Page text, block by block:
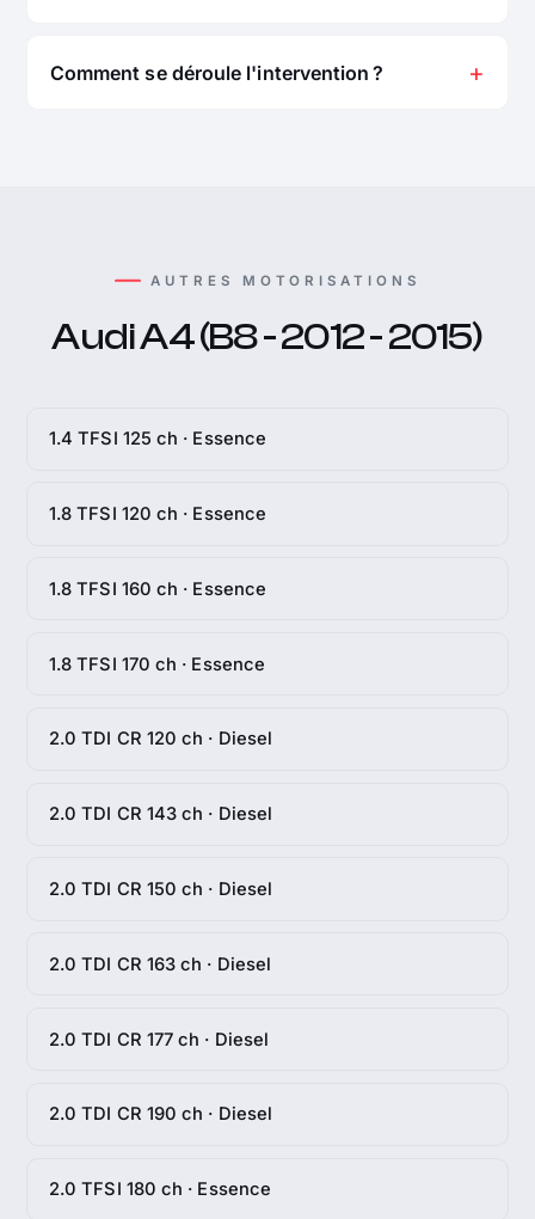
Comment se déroule l'intervention ?
AUTRES MOTORISATIONS
Audi A4 (B8 - 2012 - 2015)
1.4 TFSI 125 ch · Essence
1.8 TFSI 120 ch · Essence
1.8 TFSI 160 ch · Essence
1.8 TFSI 170 ch · Essence
2.0 TDI CR 120 ch · Diesel
2.0 TDI CR 143 ch · Diesel
2.0 TDI CR 150 ch · Diesel
2.0 TDI CR 163 ch · Diesel
2.0 TDI CR 177 ch · Diesel
2.0 TDI CR 190 ch · Diesel
2.0 TFSI 180 ch · Essence